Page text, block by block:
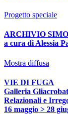
Progetto speciale
ARCHIVIO
a cura di Alessia
Mostra diffusa
VIE DI FUGA
Galleria
Relazionali e
16 maggio > 28